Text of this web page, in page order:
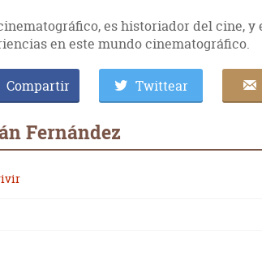
es historiador del cine, y
en este mundo cinematográfico.
Compartir Twittear
Fernández